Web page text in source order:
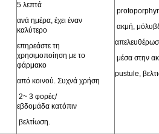
5 λεπτά
ανά ημέρα, έχει έναν
καλύτερο
επηρεάστε τη
χρησιμοποίηση με το
φάρμακο
από κοινού. Συχνά χρήση
2~ 3 φορές/
εβδομάδα κατόπιν
βελτίωση.
ακμή,
μέσα στην
pustule,